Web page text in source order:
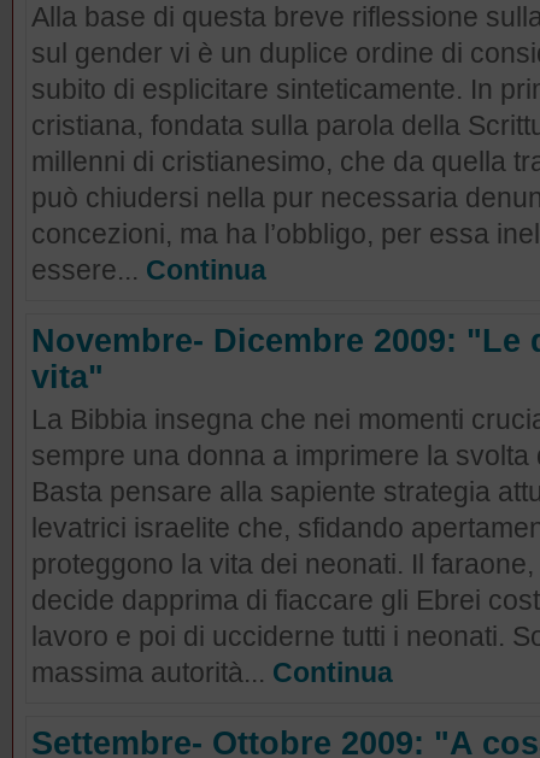
Alla base di questa breve riflessione
sul gender vi è un duplice ordine di
subito di esplicitare sinteticamente. In
cristiana, fondata sulla parola della
millenni di cristianesimo, che da quella
può chiudersi nella pur necessaria
concezioni, ma ha l’obbligo, per essa
essere... Continua
Novembre- Dicembre 2009:
vita"
La Bibbia insegna che nei momenti
sempre una donna a imprimere la
Basta pensare alla sapiente strategia
levatrici israelite che, sfidando
proteggono la vita dei neonati. Il
decide dapprima di fiaccare gli Ebrei
lavoro e poi di ucciderne tutti i neonati.
massima autorità... Continua
Settembre- Ottobre 2009: "A